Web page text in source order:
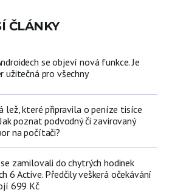
ČLÁNKY
se objeví nová funkce. Je
užitečná pro všechny
lež, které připravila o peníze tisíce
poznat podvodný či zavirovaný
na počítači?
se zamilovali do chytrých hodinek
6 Active. Předčily veškerá očekávání
699 Kč